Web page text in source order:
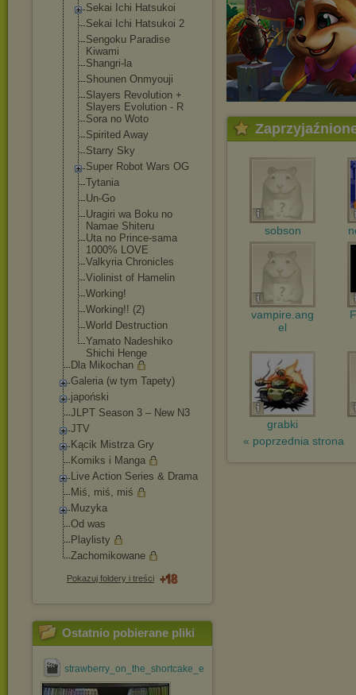
Sekai Ichi Hatsukoi
Sekai Ichi Hatsukoi 2
Sengoku Paradise
Kiwami
Shangri-la
Shounen Onmyouji
Slayers Revolution +
Slayers Evolution - R
Sora no Woto
Spirited Away
Starry Sky
Super Robot Wars OG
Tytania
Un-Go
Uragiri wa Boku no
Namae Shiteru
Uta no Prince-sama
1000% LOVE
Valkyria Chronicles
Violinist of Hamelin
Working!
Working!! (2)
World Destruction
Yamato Nadeshiko
Shichi Henge
Dla Mikochan
Galeria (w tym Tapety)
japoński
JLPT Season 3 – New N3
JTV
Kącik Mistrza Gry
Komiks i Manga
Live Action Series & Drama
Miś, miś, miś
Muzyka
Od was
Playlisty
Zachomikowane
Pokazuj foldery i treści
Ostatnio pobierane pliki
strawberry_on_the_shortcake_ep_#01_[jdrama@efnet].avi
sobson
vampire.ang
el
grabki
« poprzednia strona